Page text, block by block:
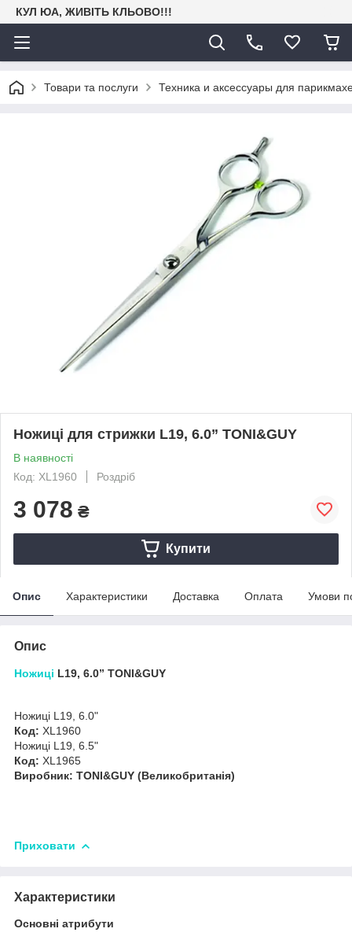
КУЛ ЮА, ЖИВІТЬ КЛЬОВО!!!
Товари та послуги Техника и аксессуары для
Ножиці для стрижки L19, 6.0” TONI&GUY
В наявності
Код: XL1960
Роздріб
3 078 ₴
Купити
Опис Характеристики Доставка Оплата Умови
Опис
Ножиці L19, 6.0” TONI&GUY
Ножиці L19, 6.0"
Код: XL1960
Ножиці L19, 6.5"
Код: XL1965
Виробник: TONI&GUY (Великобританія)
Приховати
Характеристики
Основні атрибути